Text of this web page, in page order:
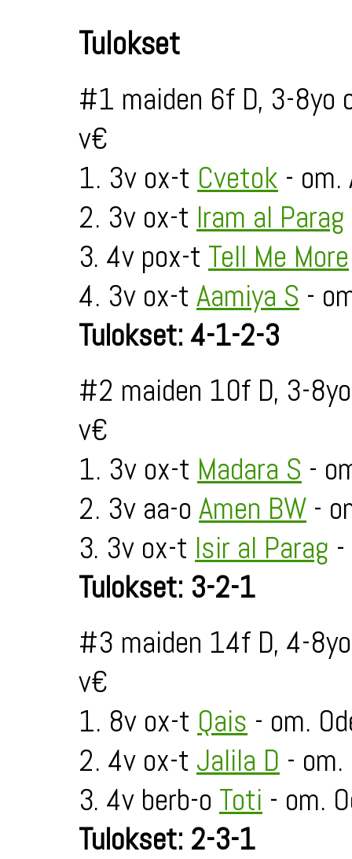
Tulokset
#1 maiden 6f D, 3-
v€
1. 3v ox-t Cvetok - om.
2. 3v ox-t Iram al Parag
3. 4v pox-t Tell Me More
4. 3v ox-t Aamiya S -
Tulokset: 4-1-2-3
#2 maiden 10f D, 3-
v€
1. 3v ox-t Madara S -
2. 3v aa-o Amen BW -
3. 3v ox-t Isir al Parag
Tulokset: 3-2-1
#3 maiden 14f D, 4-
v€
1. 8v ox-t Qais - om.
2. 4v ox-t Jalila D -
3. 4v berb-o Toti - om.
Tulokset: 2-3-1